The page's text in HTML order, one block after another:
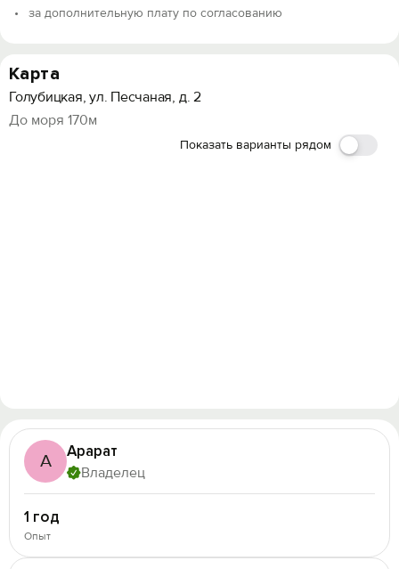
за дополнительную плату по согласованию
Карта
Голубицкая, ул. Песчаная, д. 2
До моря 170м
Показать варианты рядом
А Арарат
Владелец
1 год
Опыт